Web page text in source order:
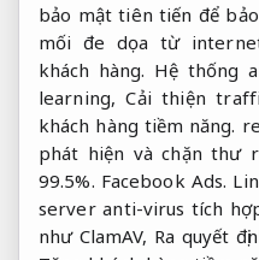
bảo mật tiên tiến để
mối đe dọa từ
khách hàng. Hệ thống
learning,Cải thiện
khách hàng tiềm năng.
phát hiện và chặn thư
99.5%. Facebook Ads.
server anti-virus tích
như ClamAV, Ra quyết